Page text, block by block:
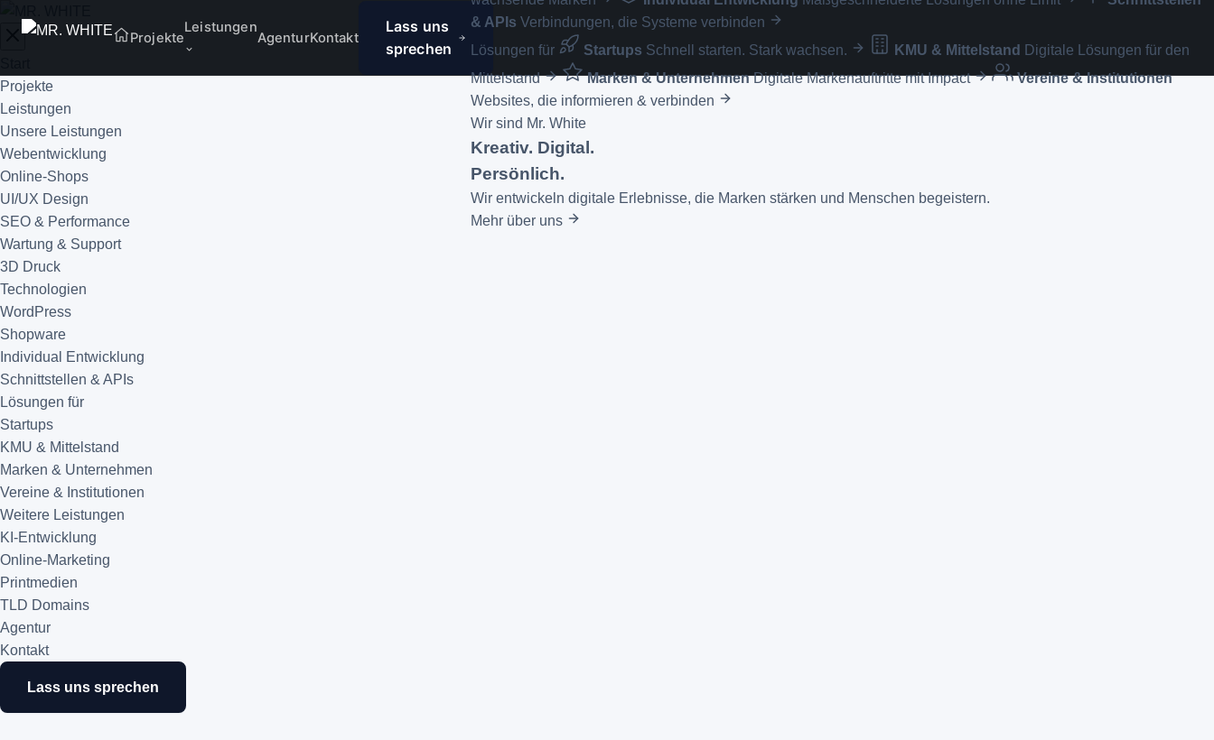
Projekte
Leistungen
AgenturKontakt
Lass uns
sprechen
& APIs Verbindungen, die Systeme verbinden
Lösungen für
Startups Schnell starten. Stark wachsen. KMU & Mittelstand Digitale Lösungen für den
Mittelstand
Marken & Unternehmen Digitale Markenauftritte mit Impact
Vereine & Institutionen
Websites, die informieren & verbinden
Wir sind Mr. White
Kreativ. Digital.
Persönlich.
Wir entwickeln digitale Erlebnisse, die Marken stärken und Menschen begeistern.
Mehr über uns
Projekte
Leistungen
Unsere Leistungen
Webentwicklung
Online-Shops
UI/UX Design
SEO & Performance
Wartung & Support
3D Druck
Technologien
WordPress
Shopware
Individual Entwicklung
Schnittstellen & APIs
Lösungen für
Startups
KMU & Mittelstand
Marken & Unternehmen
Vereine & Institutionen
Weitere Leistungen
KI-Entwicklung
Online-Marketing
Printmedien
TLD Domains
Agentur
Kontakt
Lass uns sprechen